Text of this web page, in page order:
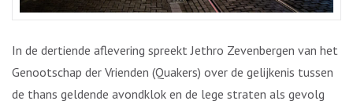
In de dertiende aflevering spreekt Jethro Zevenbergen van het
Genootschap der Vrienden (Quakers) over de gelijkenis tussen
de thans geldende avondklok en de lege straten als gevolg